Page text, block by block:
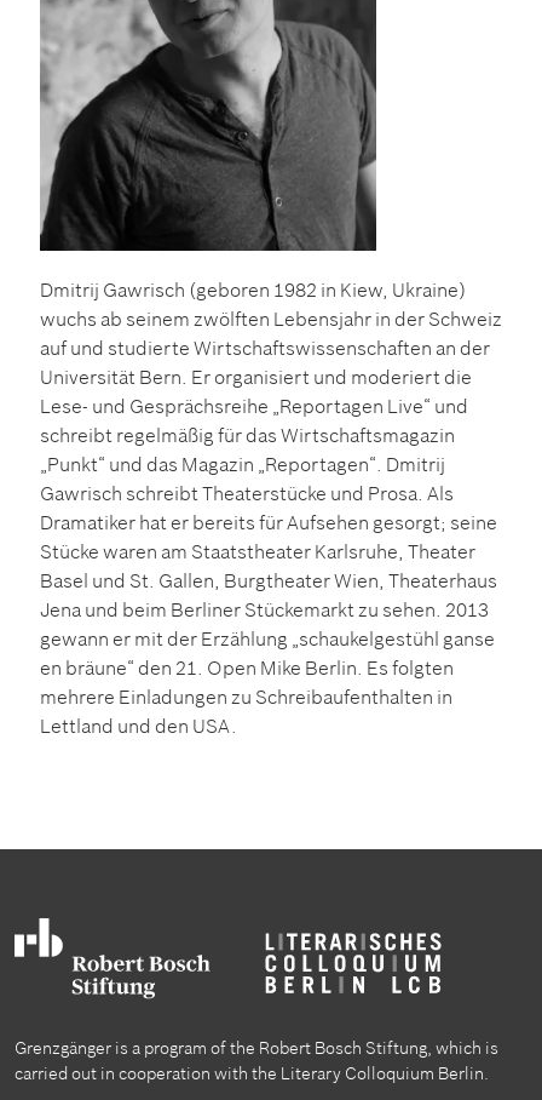
Dmitrij Gawrisch (geboren 1982 in Kiew, Ukraine)
wuchs ab seinem zwölften Lebensjahr in der Schweiz
auf und studierte Wirtschaftswissenschaften an der
Universität Bern. Er organisiert und moderiert die
Lese- und Gesprächsreihe „Reportagen Live“ und
schreibt regelmäßig für das Wirtschaftsmagazin
„Punkt“ und das Magazin „Reportagen“. Dmitrij
Gawrisch schreibt Theaterstücke und Prosa. Als
Dramatiker hat er bereits für Aufsehen gesorgt; seine
Stücke waren am Staatstheater Karlsruhe, Theater
Basel und St. Gallen, Burgtheater Wien, Theaterhaus
Jena und beim Berliner Stückemarkt zu sehen. 2013
gewann er mit der Erzählung „schaukelgestühl ganse
en bräune“ den 21. Open Mike Berlin. Es folgten
mehrere Einladungen zu Schreibaufenthalten in
Lettland und den USA.
Grenzgänger is a program of the Robert Bosch Stiftung, which is
carried out in cooperation with the Literary Colloquium Berlin.